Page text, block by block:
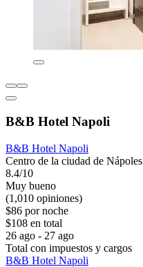
B&B Hotel Napoli
B&B Hotel Napoli
Centro de la ciudad de Nápoles
8.4/10
Muy bueno
(1,010 opiniones)
$86 por noche
$108 en total
26 ago - 27 ago
Total con impuestos y cargos
B&B Hotel Napoli